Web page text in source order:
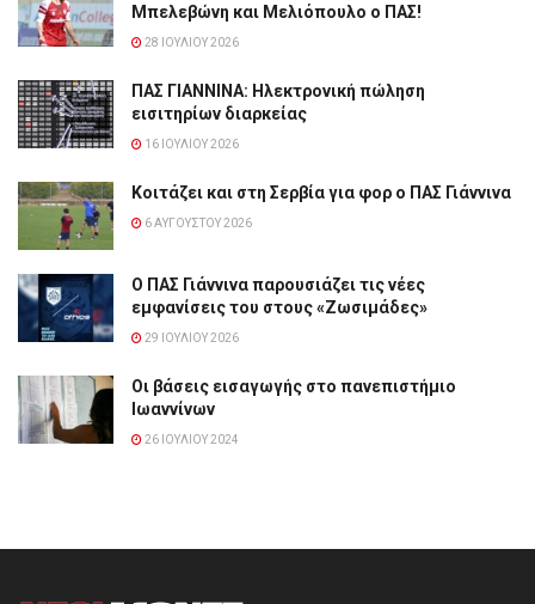
Μπελεβώνη και Μελιόπουλο ο ΠΑΣ!
28 ΙΟΥΛΊΟΥ 2026
ΠΑΣ ΓΙΑΝΝΙΝΑ: Hλεκτρονική πώληση
εισιτηρίων διαρκείας
16 ΙΟΥΛΊΟΥ 2026
Κοιτάζει και στη Σερβία για φορ ο ΠΑΣ Γιάννινα
6 ΑΥΓΟΎΣΤΟΥ 2026
Ο ΠΑΣ Γιάννινα παρουσιάζει τις νέες
εμφανίσεις του στους «Ζωσιμάδες»
29 ΙΟΥΛΊΟΥ 2026
Οι βάσεις εισαγωγής στο πανεπιστήμιο
Ιωαννίνων
26 ΙΟΥΛΊΟΥ 2024